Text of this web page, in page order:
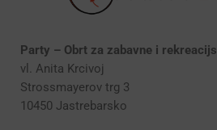
Party – Obrt za zabavne i
vl. Anita Krcivoj
Strossmayerov trg 3
10450 Jastrebarsko